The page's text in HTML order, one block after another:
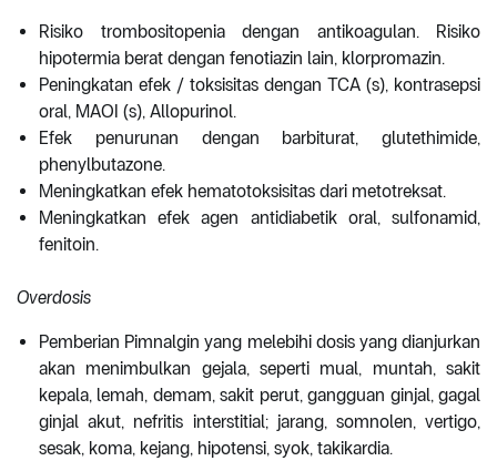
Risiko trombositopenia dengan antikoagulan. Risiko
hipotermia berat dengan fenotiazin lain, klorpromazin.
Peningkatan efek / toksisitas dengan TCA (s), kontrasepsi
oral, MAOI (s), Allopurinol.
Efek penurunan dengan barbiturat, glutethimide,
phenylbutazone.
Meningkatkan efek hematotoksisitas dari metotreksat.
Meningkatkan efek agen antidiabetik oral, sulfonamid,
fenitoin.
Overdosis
Pemberian Pimnalgin yang melebihi dosis yang dianjurkan
akan menimbulkan gejala, seperti mual, muntah, sakit
kepala, lemah, demam, sakit perut, gangguan ginjal, gagal
ginjal akut, nefritis interstitial; jarang, somnolen, vertigo,
sesak, koma, kejang, hipotensi, syok, takikardia.